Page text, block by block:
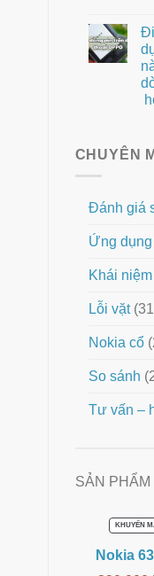
CHUYÊN
Đánh giá
Ứng dụng
Khái
Lỗi vặt
Nokia cổ
So sánh
Tư vấn –
SẢN
Nokia
KHUYẾN